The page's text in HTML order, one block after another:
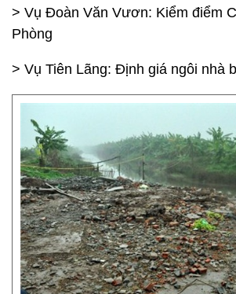
> Vụ Đoàn Văn Vươn: Kiểm điểm
Phòng
> Vụ Tiên Lãng: Định giá ngôi nhà